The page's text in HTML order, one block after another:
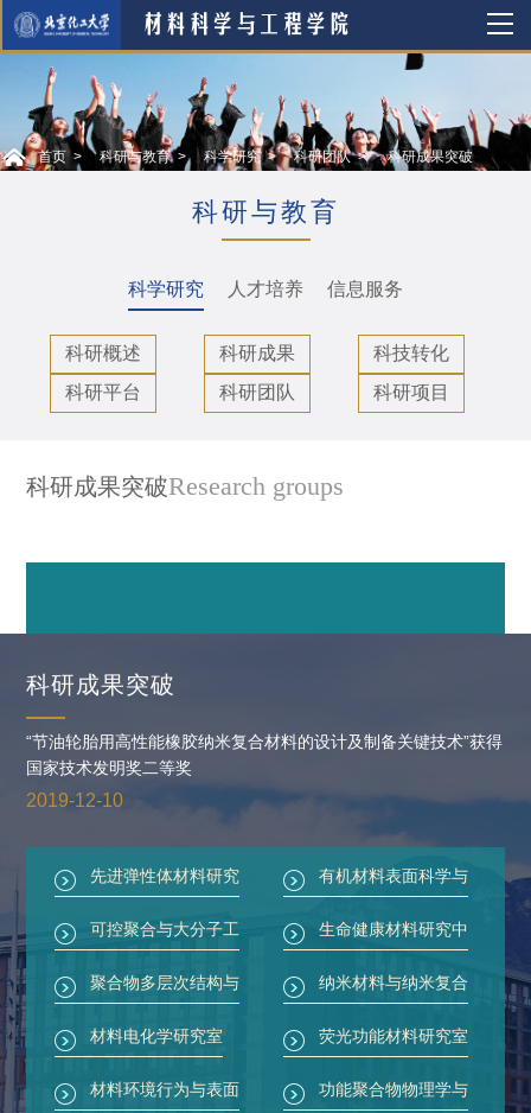
首页 科研与教育 科学研究 科研团队 科研成果突破
科研与教育
科学研究 人才培养 信息服务
科研概述 科研成果
科技转化
科研平台
科研团队 科研项目
科研成果突破Research groups
科研成果突破
“节油轮胎用高性能橡胶纳米复合材料的设计及制备关键技术”获得
国家技术发明奖二等奖
2019-12-10
先进弹性体材料研究
有机材料表面科学与
可控聚合与大分子工
生命健康材料研究中
聚合物多层次结构与
纳米材料与纳米复合
材料电化学研究室
荧光功能材料研究室
材料环境行为与表面
功能聚合物物理学与